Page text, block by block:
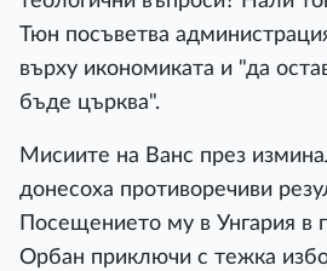
Тюн посъветва
върху икономиката и "да
бъде църква".
Мисиите на Ванс през
донесоха противоречиви
Посещението му в Унгария в
Орбан приключи с тежка